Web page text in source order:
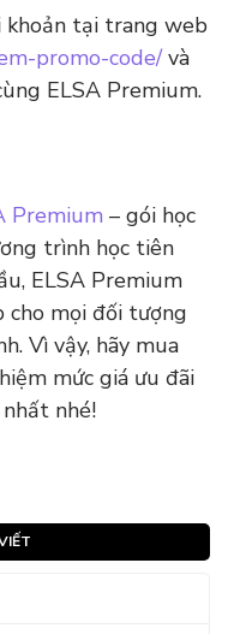
khoản tại trang web
promo-code/và
ELSA Premium.
Premium – gói học
trình học tiên
ELSA Premium
cho mọi đối tượng
Vì vậy, hãy mua
mức giá ưu đãi
nhé!